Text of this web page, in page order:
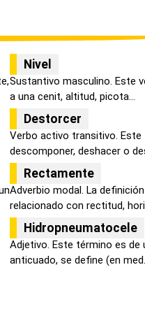
Nivel
Sustantivo masculino. Este
a una cenit, altitud, picota...
Destorcer
Verbo activo transitivo. Este
descomponer, deshacer o
Rectamente
Adverbio modal. La
relacionado con rectitud,
Hidropneumatocele
Adjetivo. Este término es de
anticuado, se define (en